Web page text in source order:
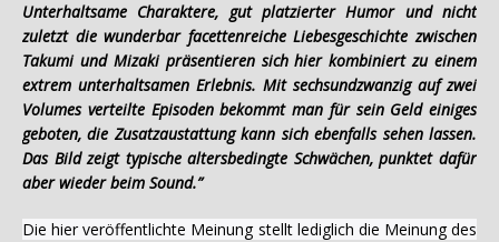
Unterhaltsame Charaktere, gut platzierter Humor und nicht
zuletzt die wunderbar facettenreiche Liebesgeschichte zwischen
Takumi und Mizaki präsentieren sich hier kombiniert zu einem
extrem unterhaltsamen Erlebnis. Mit sechsundzwanzig auf zwei
Volumes verteilte Episoden bekommt man für sein Geld einiges
geboten, die Zusatzaustattung kann sich ebenfalls sehen lassen.
Das Bild zeigt typische altersbedingte Schwächen, punktet dafür
aber wieder beim Sound.”
Die hier veröffentlichte Meinung stellt lediglich die Meinung des